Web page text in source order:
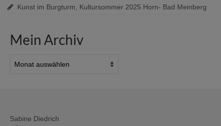
Kunst im Burgturm, Kultursommer 2025 Horn- Bad Meinberg
Mein Archiv
Archiv
Sabine Diedrich